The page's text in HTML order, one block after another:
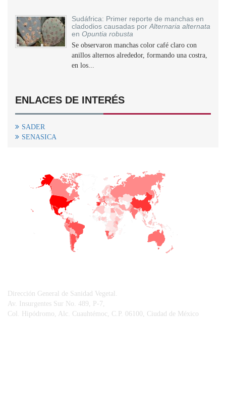
Sudáfrica: Primer reporte de manchas en
cladodios causadas por Alternaria alternata
en Opuntia robusta
Se observaron manchas color café claro con
anillos alternos alrededor, formando una costra,
en los...
ENLACES DE INTERÉS
SADER
SENASICA
Dirección General de Sanidad Vegetal.
Av. Insurgentes Sur No. 489, P-7,
Col. Hipódromo, Alc. Cuauhtémoc, C.P. 06100, Ciudad de México